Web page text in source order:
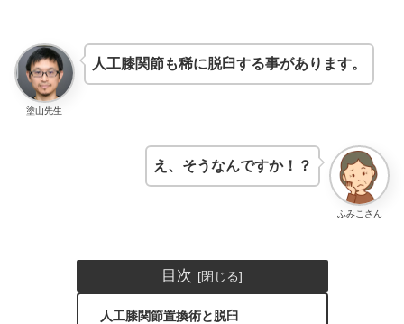
塗山先生
人工膝関節も稀に脱臼する事があります。
ふみこさん
え、そうなんですか！？
目次
人工膝関節置換術と脱臼